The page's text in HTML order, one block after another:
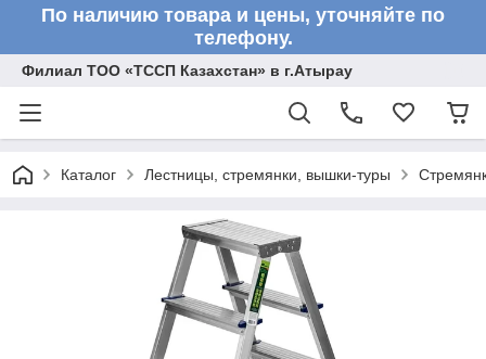
По наличию товара и цены, уточняйте по
телефону.
Филиал ТОО «ТССП Казахстан» в г.Атырау
Каталог Лестницы, стремянки, вышки-туры